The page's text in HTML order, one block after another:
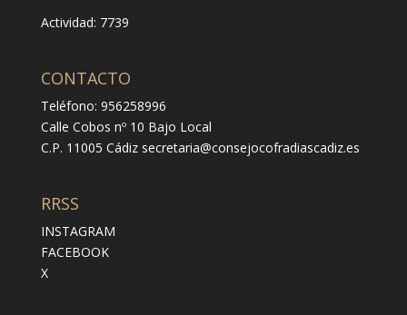
Actividad: 7739
CONTACTO
Teléfono: 956258996
Calle Cobos nº 10 Bajo Local
C.P. 11005 Cádiz secretaria@consejocofradiascadiz.es
RRSS
INSTAGRAM
FACEBOOK
X